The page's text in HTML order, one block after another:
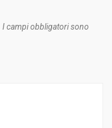
I campi obbligatori sono